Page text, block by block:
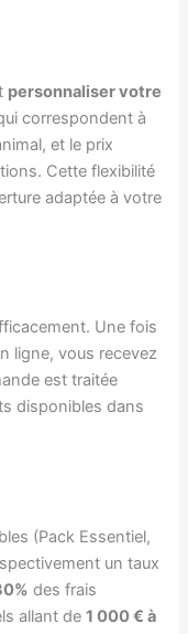
personnaliser votre
correspondent à
et le prix
Cette flexibilité
adaptée à votre
Une fois
ligne, vous recevez
est traitée
disponibles dans
(Pack Essentiel,
un taux
des frais
allant de1 000 € à